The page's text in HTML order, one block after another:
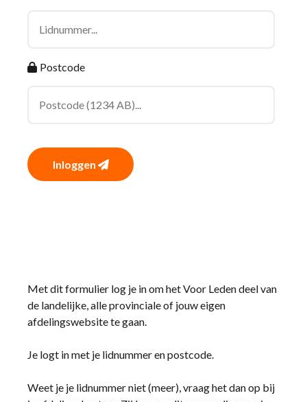
Postcode
Inloggen
Met dit formulier log je in om het Voor Leden deel van
de landelijke, alle provinciale of jouw eigen
afdelingswebsite te gaan.
Je logt in met je lidnummer en postcode.
Weet je je lidnummer niet (meer), vraag het dan op bij